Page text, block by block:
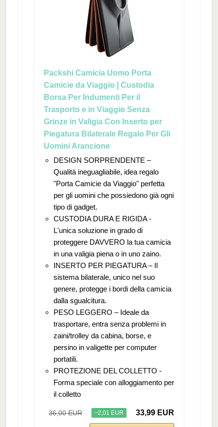
Packshi Camicia Uomo Porta
Camicie da Viaggio | Custodia
Borsa Per Indumenti Per il
Trasporto e in Viaggio Senza
Grinze in Valigia Con Inserto per
Piegatura Bilaterale Regalo Per Gli
Uomini Arancione
DESIGN SORPRENDENTE –
Qualità ineguagliabile, idea regalo
"Porta Camicie da Viaggio" perfetta
per gli uomini che possiedono già ogni
tipo di gadget.
CUSTODIA DURA E RIGIDA -
L'unica soluzione in grado di
proteggere DAVVERO la tua camicia
in una valigia piena o in uno zaino.
INSERTO PER PIEGATURA – Il
sistema bilaterale, unico nel suo
genere, protegge i bordi della camicia
dalla sgualcitura.
PESO LEGGERO – Ideale da
trasportare, entra senza problemi in
zaini/trolley da cabina, borse, e
persino in valigette per computer
portatili.
PROTEZIONE DEL COLLETTO -
Forma speciale con alloggiamento per
il colletto
36,00 EUR −2,01 EUR 33,99 EUR